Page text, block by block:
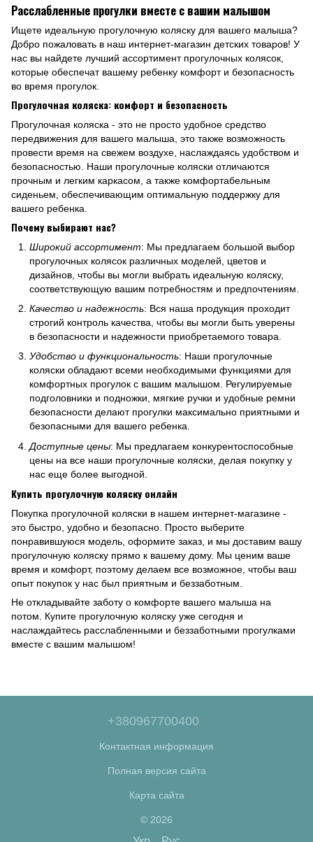
Расслабленные прогулки вместе с вашим малышом
Ищете идеальную прогулочную коляску для вашего малыша?
Добро пожаловать в наш интернет-магазин детских товаров! У
нас вы найдете лучший ассортимент прогулочных колясок,
которые обеспечат вашему ребенку комфорт и безопасность
во время прогулок.
Прогулочная коляска: комфорт и безопасность
Прогулочная коляска - это не просто удобное средство
передвижения для вашего малыша, это также возможность
провести время на свежем воздухе, наслаждаясь удобством и
безопасностью. Наши прогулочные коляски отличаются
прочным и легким каркасом, а также комфортабельным
сиденьем, обеспечивающим оптимальную поддержку для
вашего ребенка.
Почему выбирают нас?
Широкий ассортимент: Мы предлагаем большой выбор
прогулочных колясок различных моделей, цветов и
дизайнов, чтобы вы могли выбрать идеальную коляску,
соответствующую вашим потребностям и предпочтениям.
Качество и надежность: Вся наша продукция проходит
строгий контроль качества, чтобы вы могли быть уверены
в безопасности и надежности приобретаемого товара.
Удобство и функциональность: Наши прогулочные
коляски обладают всеми необходимыми функциями для
комфортных прогулок с вашим малышом. Регулируемые
подголовники и подножки, мягкие ручки и удобные ремни
безопасности делают прогулки максимально приятными и
безопасными для вашего ребенка.
Доступные цены: Мы предлагаем конкурентоспособные
цены на все наши прогулочные коляски, делая покупку у
нас еще более выгодной.
Купить прогулочную коляску онлайн
Покупка прогулочной коляски в нашем интернет-магазине -
это быстро, удобно и безопасно. Просто выберите
понравившуюся модель, оформите заказ, и мы доставим вашу
прогулочную коляску прямо к вашему дому. Мы ценим ваше
время и комфорт, поэтому делаем все возможное, чтобы ваш
опыт покупок у нас был приятным и беззаботным.
Не откладывайте заботу о комфорте вашего малыша на
потом. Купите прогулочную коляску уже сегодня и
наслаждайтесь расслабленными и беззаботными прогулками
вместе с вашим малышом!
+380967700400
Контактная информация
Полная версия сайта
Карта сайта
© 2026